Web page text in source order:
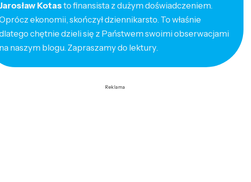
Kotas to finansista z dużym doświadczeniem.
ekonomii, skończył dziennikarsto. To właśnie
chętnie dzieli się z Państwem swoimi obserwacjami
na naszym blogu. Zapraszamy do lektury.
Reklama